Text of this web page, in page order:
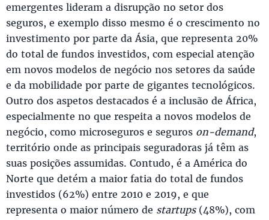
emergentes lideram a disrupção no setor dos
seguros, e exemplo disso mesmo é o crescimento no
investimento por parte da Ásia, que representa 20%
do total de fundos investidos, com especial atenção
em novos modelos de negócio nos setores da saúde
e da mobilidade por parte de gigantes tecnológicos.
Outro dos aspetos destacados é a inclusão de África,
especialmente no que respeita a novos modelos de
negócio, como microseguros e seguros on-demand,
território onde as principais seguradoras já têm as
suas posições assumidas. Contudo, é a América do
Norte que detém a maior fatia do total de fundos
investidos (62%) entre 2010 e 2019, e que
representa o maior número de startups (48%), com